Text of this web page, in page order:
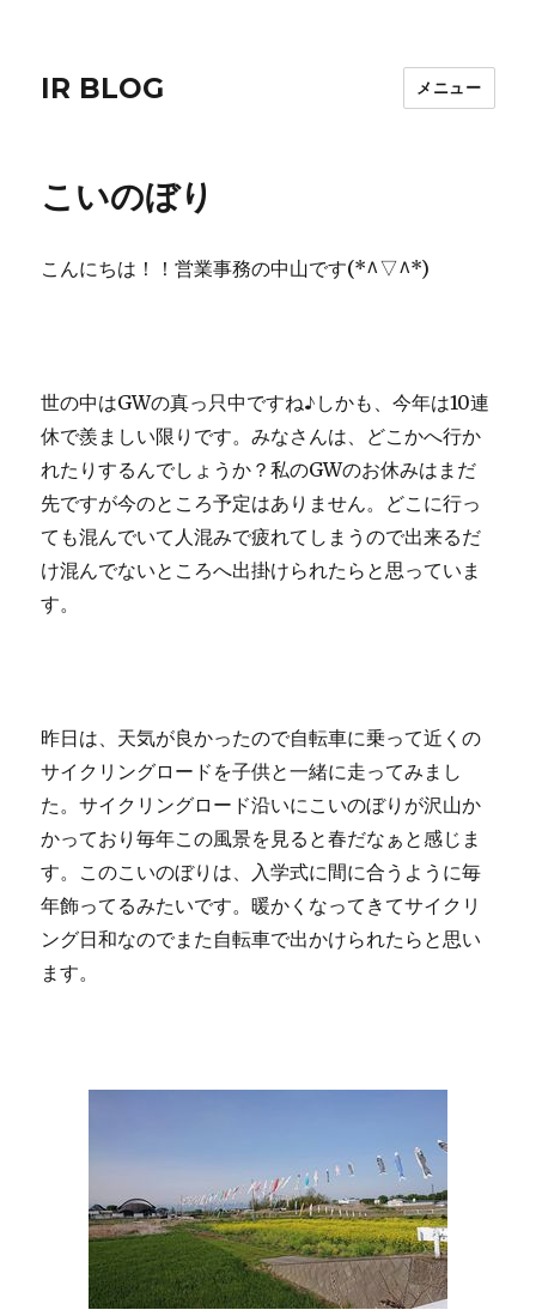
IR BLOG メニュー
こいのぼり
こんにちは！！営業事務の中山です(*^▽^*)
世の中はGWの真っ只中ですね♪しかも、今年は10連
休で羨ましい限りです。みなさんは、どこかへ行か
れたりするんでしょうか？私のGWのお休みはまだ
先ですが今のところ予定はありません。どこに行っ
ても混んでいて人混みで疲れてしまうので出来るだ
け混んでないところへ出掛けられたらと思っていま
す。
昨日は、天気が良かったので自転車に乗って近くの
サイクリングロードを子供と一緒に走ってみまし
た。サイクリングロード沿いにこいのぼりが沢山か
かっており毎年この風景を見ると春だなぁと感じま
す。このこいのぼりは、入学式に間に合うように毎
年飾ってるみたいです。暖かくなってきてサイクリ
ング日和なのでまた自転車で出かけられたらと思い
ます。